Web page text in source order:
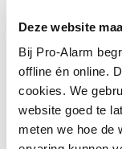
Deze website
Bij Pro-Alarm
offline én online.
cookies. We
website goed te
meten we hoe de
sluiten en te
Grote
schakelen
UTP
zijn